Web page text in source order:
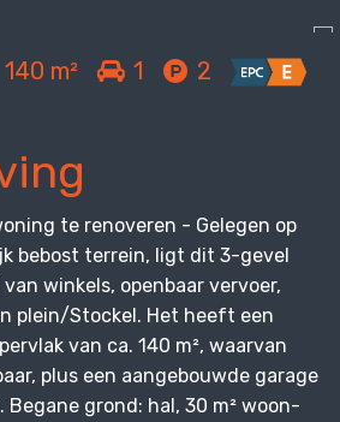
140 m² 1 2
te renoveren - Gelegen op
bebost terrein, ligt dit 3-gevel
winkels, openbaar vervoer,
plein/Stockel. Het heeft een
van ca. 140 m², waarvan
plus een aangebouwde garage
Begane grond: hal, 30 m² woon-